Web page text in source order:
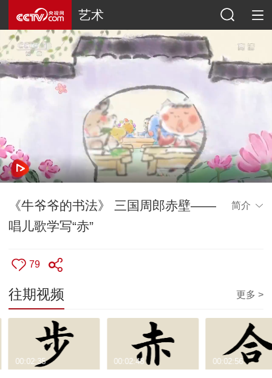
艺术
《牛爷爷的书法》 三国周郎赤壁——
唱儿歌学写“赤”
简介
79
往期视频 更多 >
00:02:35 00:02:48 00:02:56